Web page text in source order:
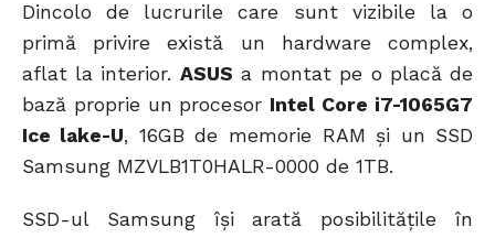
Dincolo de lucrurile care sunt vizibile la o
primă privire există un hardware complex,
aflat la interior. ASUS a montat pe o placă de
bază proprie un procesor Intel Core i7-1065G7
Ice lake-U, 16GB de memorie RAM și un SSD
Samsung MZVLB1T0HALR-0000 de 1TB.
SSD-ul Samsung își arată posibilitățile în